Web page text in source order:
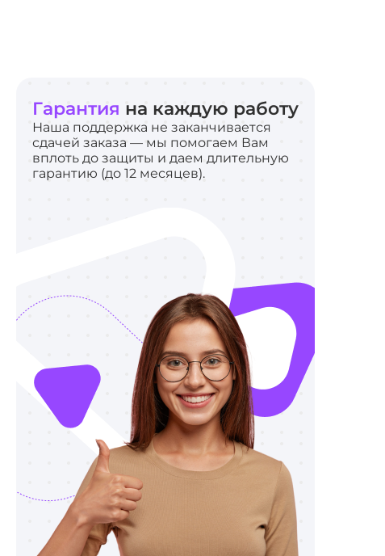
Гарантия на каждую работу
Наша поддержка не заканчивается
сдачей заказа — мы помогаем Вам
вплоть до защиты и даем длительную
гарантию (до 12 месяцев).